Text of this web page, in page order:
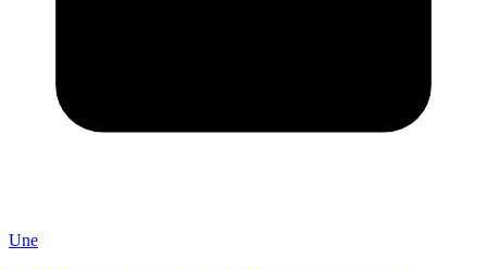
Une